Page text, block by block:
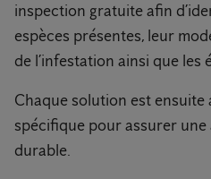
inspection gratuite afin
espèces présentes, leur
de l’infestation ainsi que les
Chaque solution est ensuite
spécifique pour assurer
durable.